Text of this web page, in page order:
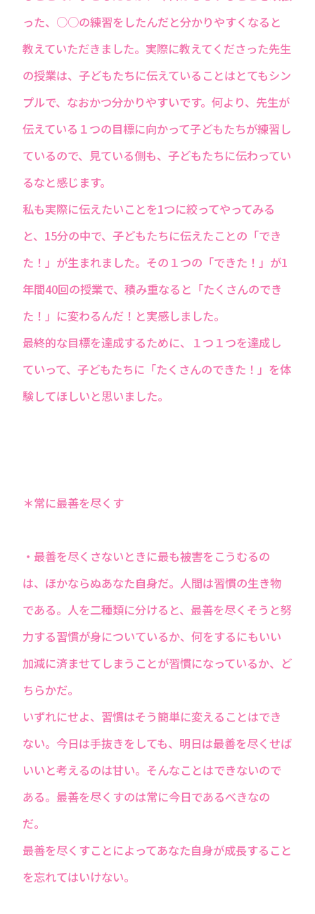
った、○○の練習をしたんだと分かりやすくなると
教えていただきました。実際に教えてくださった先生
の授業は、子どもたちに伝えていることはとてもシン
プルで、なおかつ分かりやすいです。何より、先生が
伝えている１つの目標に向かって子どもたちが練習し
ているので、見ている側も、子どもたちに伝わってい
るなと感じます。
私も実際に伝えたいことを1つに絞ってやってみる
と、15分の中で、子どもたちに伝えたことの「でき
た！」が生まれました。その１つの「できた！」が1
年間40回の授業で、積み重なると「たくさんのでき
た！」に変わるんだ！と実感しました。
最終的な目標を達成するために、１つ１つを達成し
ていって、子どもたちに「たくさんのできた！」を体
験してほしいと思いました。
＊常に最善を尽くす
・最善を尽くさないときに最も被害をこうむるの
は、ほかならぬあなた自身だ。人間は習慣の生き物
である。人を二種類に分けると、最善を尽くそうと努
力する習慣が身についているか、何をするにもいい
加減に済ませてしまうことが習慣になっているか、ど
ちらかだ。
いずれにせよ、習慣はそう簡単に変えることはでき
ない。今日は手抜きをしても、明日は最善を尽くせば
いいと考えるのは甘い。そんなことはできないので
ある。最善を尽くすのは常に今日であるべきなの
だ。
最善を尽くすことによってあなた自身が成長すること
を忘れてはいけない。